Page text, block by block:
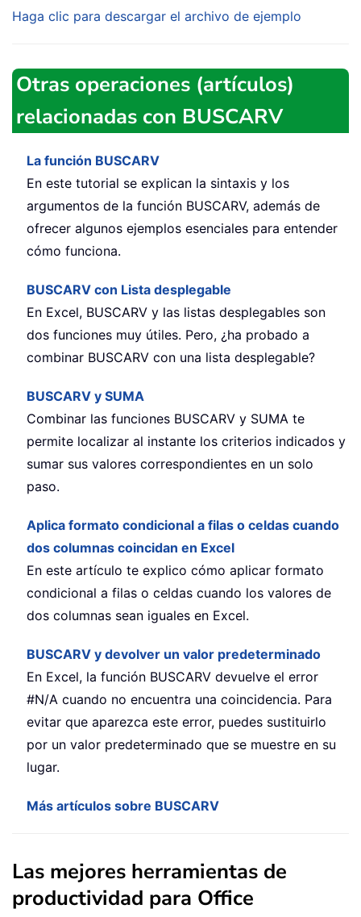
Haga clic para descargar el archivo de ejemplo
Otras operaciones (artículos)
relacionadas con BUSCARV
La función BUSCARV
En este tutorial se explican la sintaxis y los
argumentos de la función BUSCARV, además de
ofrecer algunos ejemplos esenciales para entender
cómo funciona.
BUSCARV con Lista desplegable
En Excel, BUSCARV y las listas desplegables son
dos funciones muy útiles. Pero, ¿ha probado a
combinar BUSCARV con una lista desplegable?
BUSCARV y SUMA
Combinar las funciones BUSCARV y SUMA te
permite localizar al instante los criterios indicados y
sumar sus valores correspondientes en un solo
paso.
Aplica formato condicional a filas o celdas cuando
dos columnas coincidan en Excel
En este artículo te explico cómo aplicar formato
condicional a filas o celdas cuando los valores de
dos columnas sean iguales en Excel.
BUSCARV y devolver un valor predeterminado
En Excel, la función BUSCARV devuelve el error
#N/A cuando no encuentra una coincidencia. Para
evitar que aparezca este error, puedes sustituirlo
por un valor predeterminado que se muestre en su
lugar.
Más artículos sobre BUSCARV
Las mejores herramientas de
productividad para Office